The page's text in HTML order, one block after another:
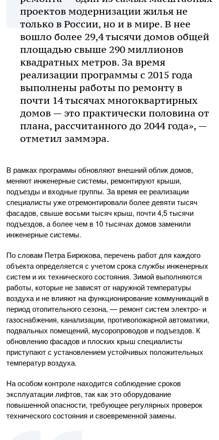
проектов модернизации жилья не
только в России, но и в мире. В нее
вошло более 29,4 тысячи домов общей
площадью свыше 290 миллионов
квадратных метров. За время
реализации программы с 2015 года
выполнены работы по ремонту в
почти 14 тысячах многоквартирных
домов — это практически половина от
плана, рассчитанного до 2044 года», —
отметил заммэра.
В рамках программы обновляют внешний облик домов,
меняют инженерные системы, ремонтируют крыши,
подъезды и входные группы. За время ее реализации
специалисты уже отремонтировали более девяти тысяч
фасадов, свыше восьми тысяч крыш, почти 4,5 тысячи
подъездов, а более чем в 10 тысячах домов заменили
инженерные системы.
По словам Петра Бирюкова, перечень работ для каждого
объекта определяется с учетом срока службы инженерных
систем и их технического состояния. Зимой выполняются
работы, которые не зависят от наружной температуры
воздуха и не влияют на функционирование коммуникаций в
период отопительного сезона, — ремонт систем электро- и
газоснабжения, канализации, противопожарной автоматики,
подвальных помещений, мусоропроводов и подъездов. К
обновлению фасадов и плоских крыш специалисты
приступают с установлением устойчивых положительных
температур воздуха.
На особом контроле находится соблюдение сроков
эксплуатации лифтов, так как это оборудование
повышенной опасности, требующее регулярных проверок
технического состояния и своевременной замены.